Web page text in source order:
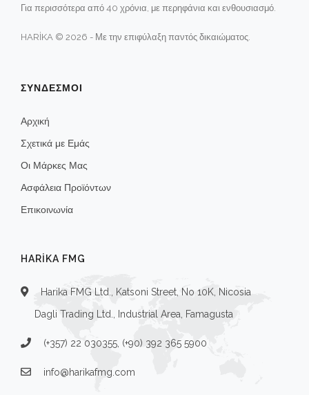
Για περισσότερα από 40 χρόνια, με περηφάνια και ενθουσιασμό.
HARİKA © 2026 - Με την επιφύλαξη παντός δικαιώματος.
ΣΥΝΔΕΣΜΟΙ
Αρχική
Σχετικά με Εμάς
Οι Μάρκες Μας
Ασφάλεια Προϊόντων
Επικοινωνία
HARIKA FMG
Harika FMG Ltd., Katsoni Street, No 10K, Nicosia
Dagli Trading Ltd., Industrial Area, Famagusta
(+357) 22 030355, (+90) 392 365 5900
info@harikafmg.com